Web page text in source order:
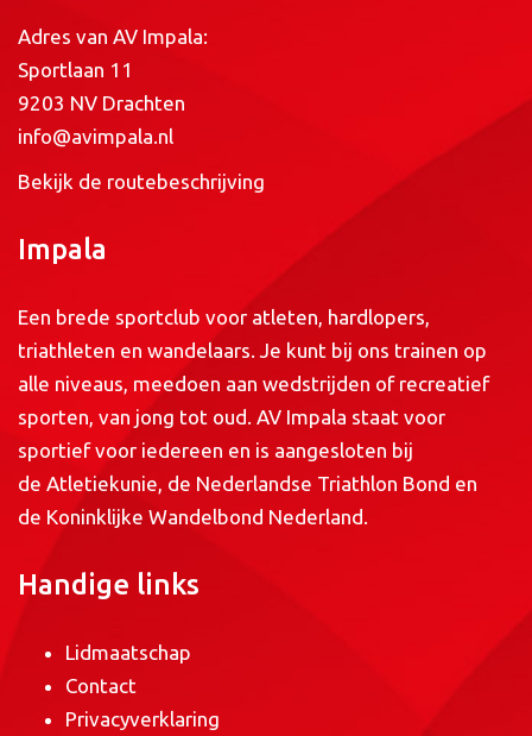
Adres van AV Impala:
Sportlaan 11
9203 NV Drachten
info@avimpala.nl
Bekijk de routebeschrijving
Impala
Een brede sportclub voor atleten, hardlopers,
triathleten en wandelaars. Je kunt bij ons trainen op
alle niveaus, meedoen aan wedstrijden of recreatief
sporten, van jong tot oud. AV Impala staat voor
sportief voor iedereen en is aangesloten bij
de Atletiekunie, de Nederlandse Triathlon Bond en
de Koninklijke Wandelbond Nederland.
Handige links
Lidmaatschap
Contact
Privacyverklaring